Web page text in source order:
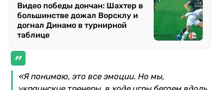
Видео победы дончан: Шахтер в
большинстве дожал Ворсклу и
догнал Динамо в турнирной
таблице
«Я понимаю, это все эмоции. Но мы,